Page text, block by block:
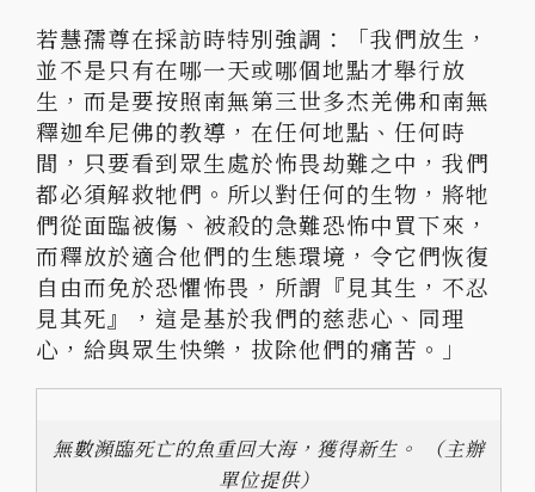
若慧孺尊在採訪時特別強調：「我們放生，
並不是只有在哪一天或哪個地點才舉行放
生，而是要按照南無第三世多杰羌佛和南無
釋迦牟尼佛的教導，在任何地點、任何時
間，只要看到眾生處於怖畏劫難之中，我們
都必須解救牠們。所以對任何的生物，將牠
們從面臨被傷、被殺的急難恐怖中買下來，
而釋放於適合他們的生態環境，令它們恢復
自由而免於恐懼怖畏，所謂『見其生，不忍
見其死』，這是基於我們的慈悲心、同理
心，給與眾生快樂，拔除他們的痛苦。」
無數瀕臨死亡的魚重回大海，獲得新生。 （主辦
單位提供）